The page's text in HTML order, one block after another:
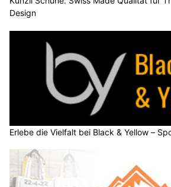
Design
Erlebe die Vielfalt bei Black & Yellow –